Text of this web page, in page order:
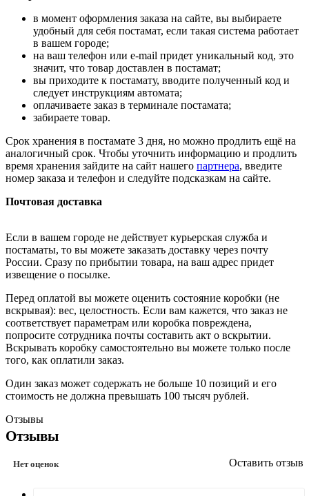
в момент оформления заказа на сайте, вы выбираете
удобный для себя постамат, если такая система работает
в вашем городе;
на ваш телефон или e-mail придет уникальный код, это
значит, что товар доставлен в постамат;
вы приходите к постамату, вводите полученный код и
следует инструкциям автомата;
оплачиваете заказ в терминале постамата;
забираете товар.
Срок хранения в постамате 3 дня, но можно продлить ещё на
аналогичный срок. Чтобы уточнить информацию и продлить
время хранения зайдите на сайт нашего партнера, введите
номер заказа и телефон и следуйте подсказкам на сайте.
Почтовая доставка
Если в вашем городе не действует курьерская служба и
постаматы, то вы можете заказать доставку через почту
России. Сразу по прибытии товара, на ваш адрес придет
извещение о посылке.
Перед оплатой вы можете оценить состояние коробки (не
вскрывая): вес, целостность. Если вам кажется, что заказ не
соответствует параметрам или коробка повреждена,
попросите сотрудника почты составить акт о вскрытии.
Вскрывать коробку самостоятельно вы можете только после
того, как оплатили заказ.
Один заказ может содержать не больше 10 позиций и его
стоимость не должна превышать 100 тысяч рублей.
Отзывы
Отзывы
Нет оценок Оставить отзыв